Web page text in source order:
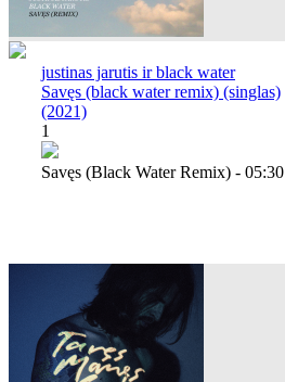
justinas jarutis ir black water
Savęs (black water remix) (singlas)
(2021)
1
Savęs (black Water Remix) - 05:30